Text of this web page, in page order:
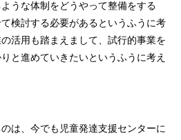
うな体制をどうやって整備をする
検討する必要があるというふうに考
活用も踏まえまして、試行的事業を
と進めていきたいというふうに考え
は、今でも児童発達支援センターに